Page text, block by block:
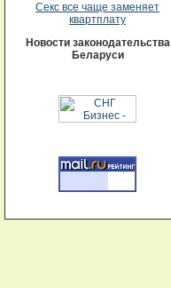
Секс все чаще заменяет
квартплату
Новости законодательства
Беларуси